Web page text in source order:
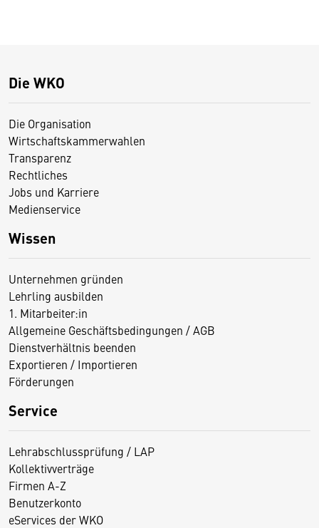
Die WKO
Die Organisation
Wirtschaftskammerwahlen
Transparenz
Rechtliches
Jobs und Karriere
Medienservice
Wissen
Unternehmen gründen
Lehrling ausbilden
1. Mitarbeiter:in
Allgemeine Geschäftsbedingungen / AGB
Dienstverhältnis beenden
Exportieren / Importieren
Förderungen
Service
Lehrabschlussprüfung / LAP
Kollektivverträge
Firmen A-Z
Benutzerkonto
eServices der WKO